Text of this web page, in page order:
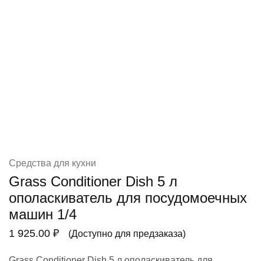
Средства для кухни
Grass Conditioner Dish 5 л
ополаскиватель для посудомоечных
машин 1/4
1 925.00 ₽ (Доступно для предзаказа)